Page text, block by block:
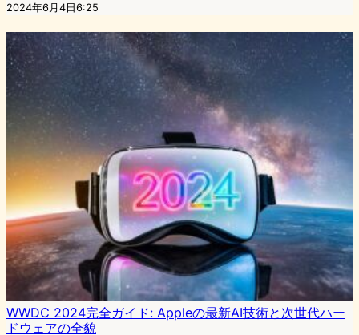
2024年6月4日6:25
WWDC 2024完全ガイド: Appleの最新AI技術と次世代ハー
ドウェアの全貌